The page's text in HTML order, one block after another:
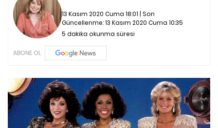
13 Kasım 2020 Cuma 18:01 | Son
Güncellenme:13 Kasım 2020 Cuma 10:35
5 dakika okunma süresi
ABONE OL